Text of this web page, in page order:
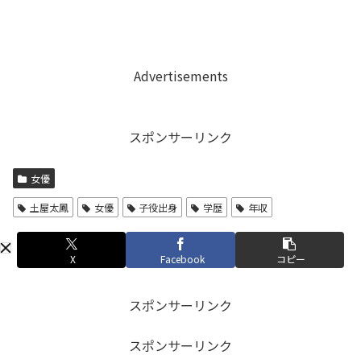
Advertisements
スポンサーリンク
女優
土屋太鳳 女優 子役出身 学歴 年収
X Facebook コピー
スポンサーリンク
スポンサーリンク